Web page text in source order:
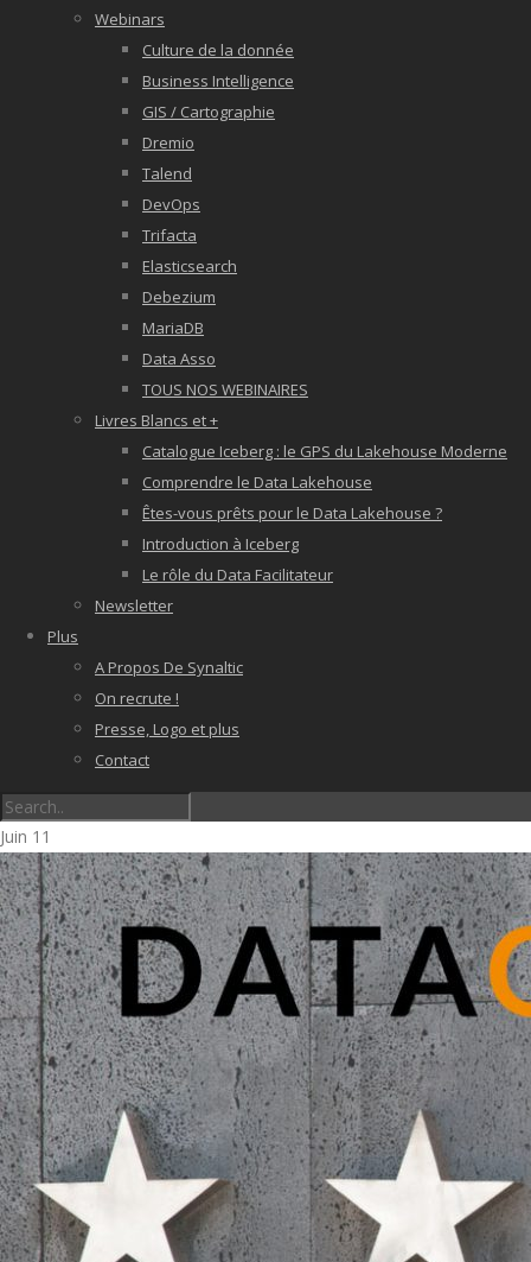
Webinars
Culture de la donnée
Business Intelligence
GIS / Cartographie
Dremio
Talend
DevOps
Trifacta
Elasticsearch
Debezium
MariaDB
Data Asso
TOUS NOS WEBINAIRES
Livres Blancs et +
Catalogue Iceberg : le GPS du Lakehouse Moderne
Comprendre le Data Lakehouse
Êtes-vous prêts pour le Data Lakehouse ?
Introduction à Iceberg
Le rôle du Data Facilitateur
Newsletter
Plus
A Propos De Synaltic
On recrute !
Presse, Logo et plus
Contact
Juin 11